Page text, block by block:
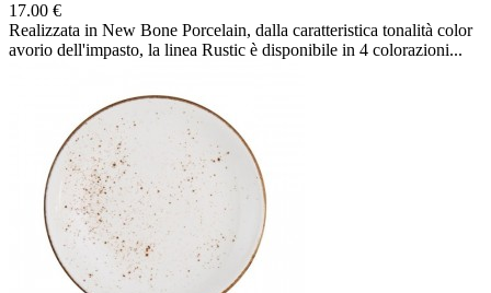
17.00 €
Realizzata in New Bone Porcelain, dalla caratteristica tonalità color
avorio dell'impasto, la linea Rustic è disponibile in 4 colorazioni...